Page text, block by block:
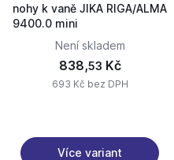
nohy k vaně JIKA RIGA/ALMA
9400.0 mini
Není skladem
838,53 Kč
693 Kč bez DPH
Více variant